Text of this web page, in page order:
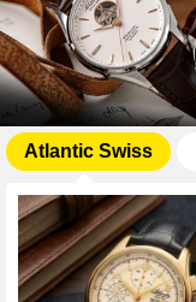
Atlantic Swiss